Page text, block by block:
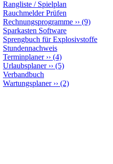
Rangliste / Spielplan
Rauchmelder Prüfen
Rechnungsprogramme ›› (9)
Sparkasten Software
Sprengbuch für Explosivstoffe
Stundennachweis
Terminplaner›› (4)
Urlaubsplaner›› (5)
Verbandbuch
Wartungsplaner›› (2)